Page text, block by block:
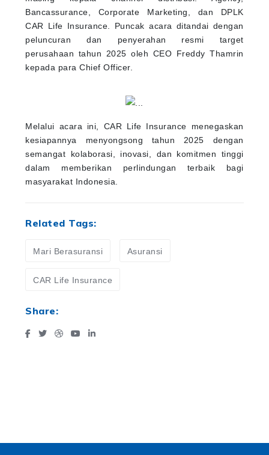
Bancassurance, Corporate Marketing, dan DPLK
CAR Life Insurance. Puncak acara ditandai dengan
peluncuran dan penyerahan resmi target
perusahaan tahun 2025 oleh CEO Freddy Thamrin
kepada para Chief Officer.
Melalui acara ini, CAR Life Insurance menegaskan
kesiapannya menyongsong tahun 2025 dengan
semangat kolaborasi, inovasi, dan komitmen tinggi
dalam memberikan perlindungan terbaik bagi
masyarakat Indonesia.
Related Tags:
Mari Berasuransi Asuransi
CAR Life Insurance
Share: